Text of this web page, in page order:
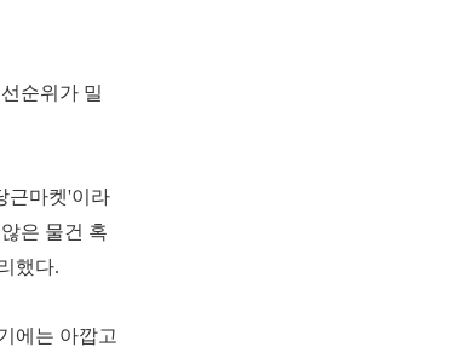
순위가 밀
근마켓'이라
은 물건 혹
했다.
에는 아깝고